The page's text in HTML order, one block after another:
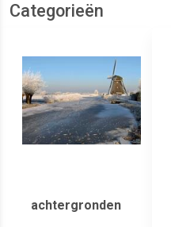
Categorieën
achtergronden